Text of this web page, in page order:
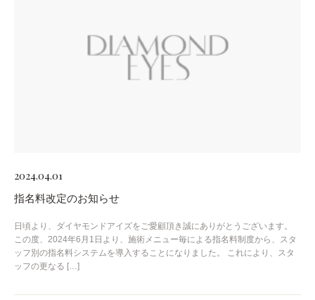
2024.04.01
指名料改定のお知らせ
日頃より、ダイヤモンドアイズをご愛顧頂き誠にありがとうございます。
この度、2024年6月1日より、施術メニュー毎による指名料制度から、スタ
ッフ別の指名料システムを導入することになりました。 これにより、スタ
ッフの更なる […]